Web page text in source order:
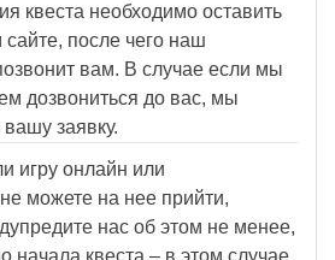
квеста необходимо оставить
после чего наш
вам. В случае если мы
дозвониться до вас, мы
заявку.
игру онлайн или
можете на нее прийти,
нас об этом не менее,